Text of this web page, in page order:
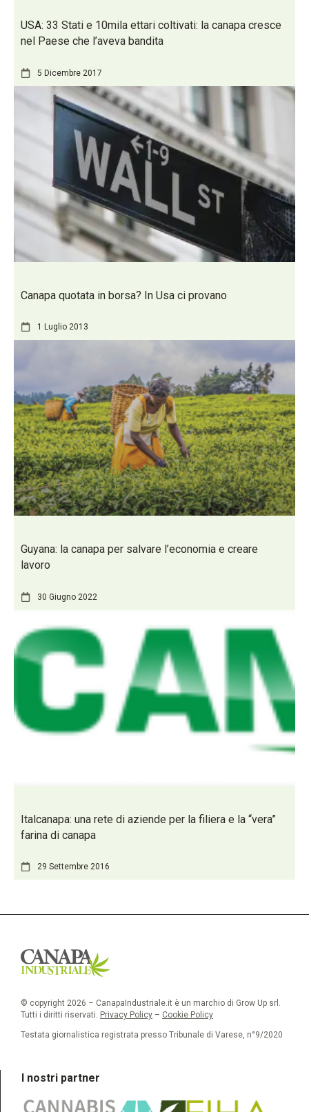
USA: 33 Stati e 10mila ettari coltivati: la canapa cresce
nel Paese che l’aveva bandita
5 Dicembre 2017
Canapa quotata in borsa? In Usa ci provano
1 Luglio 2013
Guyana: la canapa per salvare l’economia e creare
lavoro
30 Giugno 2022
Italcanapa: una rete di aziende per la filiera e la “vera”
farina di canapa
29 Settembre 2016
© copyright 2026 – CanapaIndustriale.it è un marchio di Grow Up srl.
Tutti i diritti riservati. Privacy Policy – Cookie Policy
Testata giornalistica registrata presso Tribunale di Varese, n°9/2020
I nostri partner